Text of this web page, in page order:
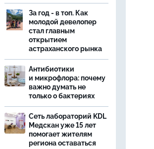
За год - в топ. Как
молодой девелопер
стал главным
открытием
астраханского рынка
Антибиотики
и микрофлора: почему
важно думать не
только о бактериях
Сеть лабораторий KDL
Медскан уже 15 лет
помогает жителям
региона оставаться